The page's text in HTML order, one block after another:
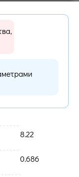
8.22
0.686